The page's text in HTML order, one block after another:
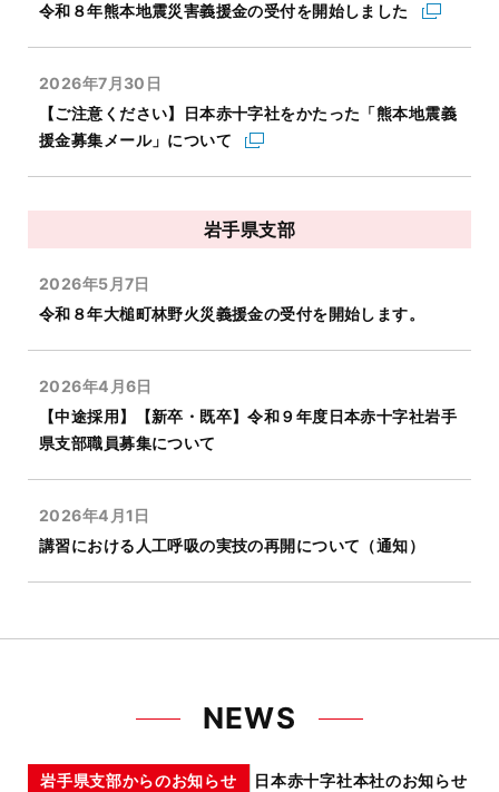
令和８年熊本地震災害義援金の受付を開始しました
2026年7月30日
【ご注意ください】日本赤十字社をかたった「熊本地震義
援金募集メール」について
岩手県支部
2026年5月7日
令和８年大槌町林野火災義援金の受付を開始します。
2026年4月6日
【中途採用】【新卒・既卒】令和９年度日本赤十字社岩手
県支部職員募集について
2026年4月1日
講習における人工呼吸の実技の再開について（通知）
NEWS
岩手県支部からのお知らせ 日本赤十字社本社のお知らせ